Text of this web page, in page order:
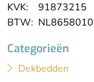
KVK: 91873215
BTW:
Categorieën
Dekbedden